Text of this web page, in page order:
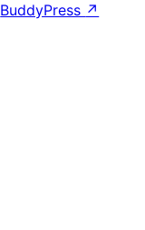
BuddyPress ↗